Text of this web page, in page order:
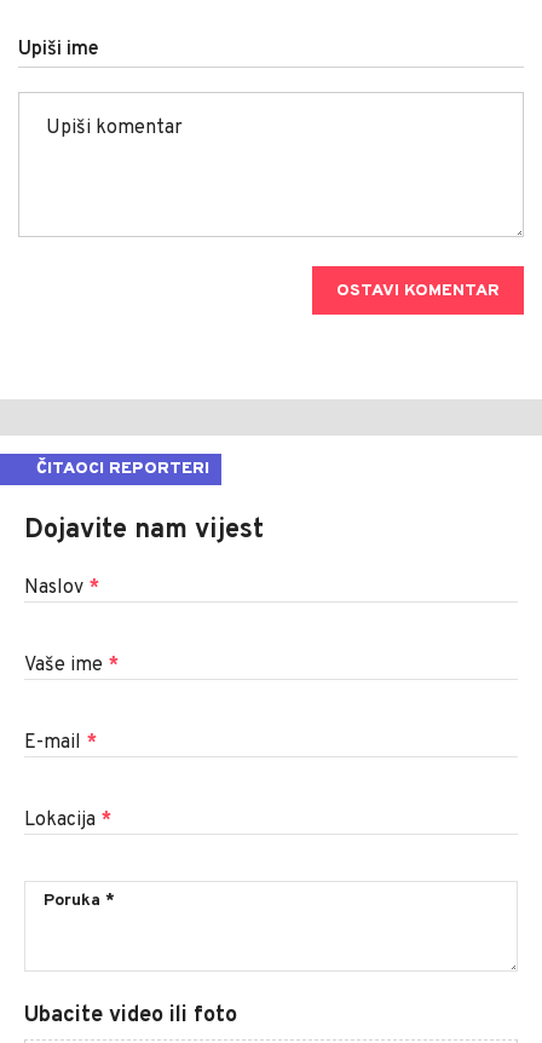
Upiši ime
OSTAVI KOMENTAR
ČITAOCI REPORTERI
Dojavite nam vijest
Naslov *
Vaše ime *
E-mail *
Lokacija *
Ubacite video ili foto